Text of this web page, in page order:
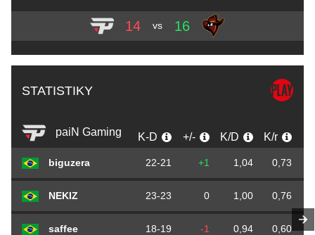
14 vs 16
STATISTIKY
paiN Gaming K-D +/- K/D K/r
biguzera 22-21 +1 1,04 0,73
NEKIZ 23-23 0 1,00 0,76
saffee 18-19 -1 0,94 0,60